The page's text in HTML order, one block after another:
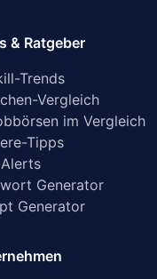
& Ratgeber
Trends
Vergleich
im Vergleich
Tipps
Generator
Generator